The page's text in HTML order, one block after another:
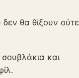
θα θίξουν ούτε
και